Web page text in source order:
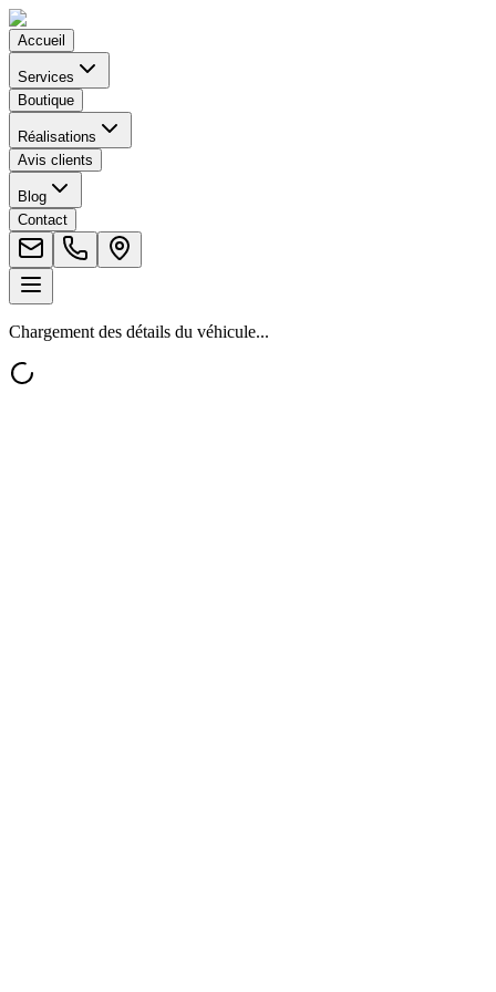
Accueil
Services
Boutique
Réalisations
Avis clients
Blog
Contact
Chargement des détails du véhicule...